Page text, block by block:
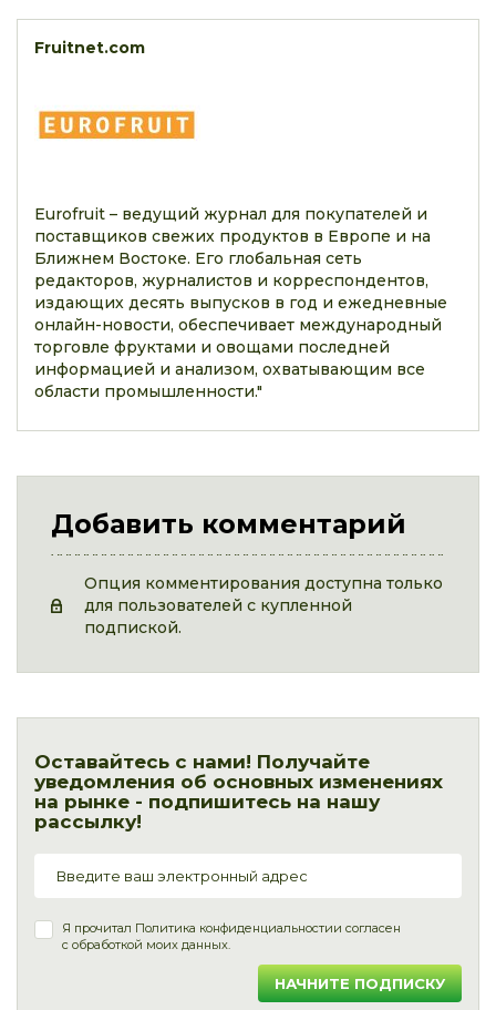
Fruitnet.com
Eurofruit – ведущий журнал для покупателей и
поставщиков свежих продуктов в Европе и на
Ближнем Востоке. Его глобальная сеть
редакторов, журналистов и корреспондентов,
издающих десять выпусков в год и ежедневные
онлайн-новости, обеспечивает международный
торговле фруктами и овощами последней
информацией и анализом, охватывающим все
области промышленности."
Добавить комментарий
Опция комментирования доступна только
для пользователей с купленной
подпиской.
Оставайтесь с нами! Получайте
уведомления об основных изменениях
на рынке - подпишитесь на нашу
рассылку!
Я прочитал Политика конфиденциальностии согласен
с обработкой моих данных.
НАЧНИТЕ ПОДПИСКУ